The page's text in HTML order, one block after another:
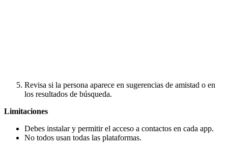
Revisa si la persona aparece en sugerencias de amistad o en
los resultados de búsqueda.
Limitaciones
Debes instalar y permitir el acceso a contactos en cada app.
No todos usan todas las plataformas.